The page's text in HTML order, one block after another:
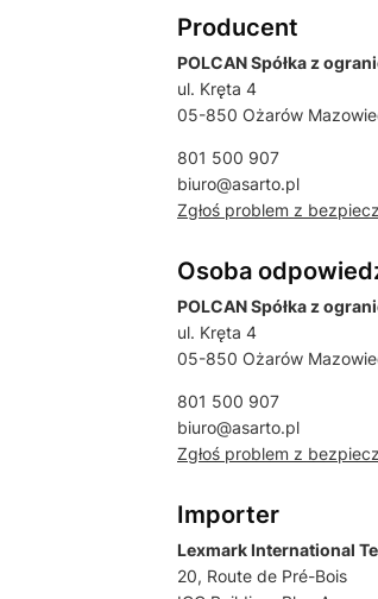
Producent
POLCAN Spółka z
ul. Kręta 4
05-850 Ożarów
801 500 907
biuro@asarto.pl
Zgłoś problem z
Osoba
POLCAN Spółka z
ul. Kręta 4
05-850 Ożarów
801 500 907
biuro@asarto.pl
Zgłoś problem z
Importer
Lexmark International
20, Route de Pré-Bois